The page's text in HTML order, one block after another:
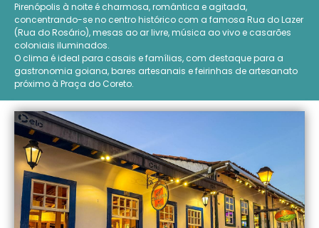
Pirenópolis à noite é charmosa, romântica e agitada,
concentrando-se no centro histórico com a famosa Rua do Lazer
(Rua do Rosário), mesas ao ar livre, música ao vivo e casarões
coloniais iluminados.
O clima é ideal para casais e famílias, com destaque para a
gastronomia goiana, bares artesanais e feirinhas de artesanato
próximo à Praça do Coreto.